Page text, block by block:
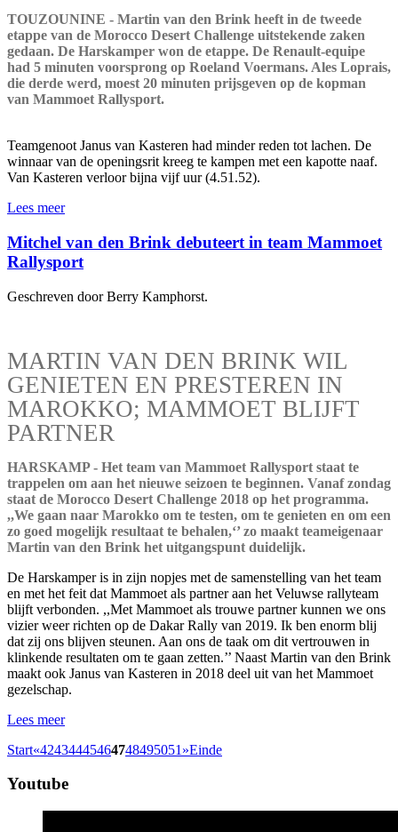
TOUZOUNINE - Martin van den Brink heeft in de tweede
etappe van de Morocco Desert Challenge uitstekende zaken
gedaan. De Harskamper won de etappe. De Renault-equipe
had 5 minuten voorsprong op Roeland Voermans. Ales Loprais,
die derde werd, moest 20 minuten prijsgeven op de kopman
van Mammoet Rallysport.
Teamgenoot Janus van Kasteren had minder reden tot lachen. De
winnaar van de openingsrit kreeg te kampen met een kapotte naaf.
Van Kasteren verloor bijna vijf uur (4.51.52).
Lees meer
Mitchel van den Brink debuteert in team Mammoet
Rallysport
Geschreven door Berry Kamphorst.
MARTIN VAN DEN BRINK WIL
GENIETEN EN PRESTEREN IN
MAROKKO; MAMMOET BLIJFT
PARTNER
HARSKAMP - Het team van Mammoet Rallysport staat te
trappelen om aan het nieuwe seizoen te beginnen. Vanaf zondag
staat de Morocco Desert Challenge 2018 op het programma.
,,We gaan naar Marokko om te testen, om te genieten en om een
zo goed mogelijk resultaat te behalen,‘’ zo maakt teameigenaar
Martin van den Brink het uitgangspunt duidelijk.
De Harskamper is in zijn nopjes met de samenstelling van het team
en met het feit dat Mammoet als partner aan het Veluwse rallyteam
blijft verbonden. ,,Met Mammoet als trouwe partner kunnen we ons
vizier weer richten op de Dakar Rally van 2019. Ik ben enorm blij
dat zij ons blijven steunen. Aan ons de taak om dit vertrouwen in
klinkende resultaten om te gaan zetten.’’ Naast Martin van den Brink
maakt ook Janus van Kasteren in 2018 deel uit van het Mammoet
gezelschap.
Lees meer
Start«42434445464748495051 »Einde
Youtube